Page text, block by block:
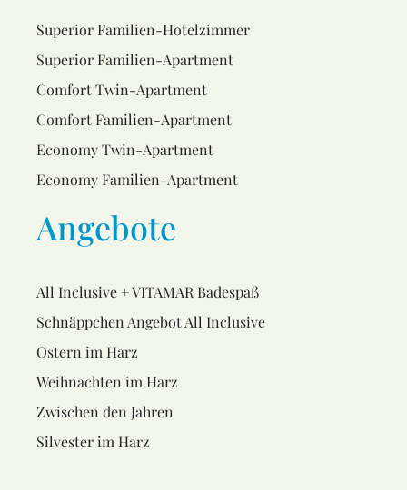
Superior Familien-Hotelzimmer
Superior Familien-Apartment
Comfort Twin-Apartment
Comfort Familien-Apartment
Economy Twin-Apartment
Economy Familien-Apartment
Angebote
All Inclusive + VITAMAR Badespaß
Schnäppchen Angebot All Inclusive
Ostern im Harz
Weihnachten im Harz
Zwischen den Jahren
Silvester im Harz